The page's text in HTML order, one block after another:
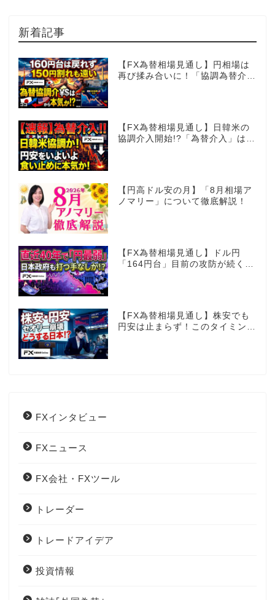
新着記事
【FX為替相場見通し】円相場は
再び揉み合いに！「協調為替介
【FX為替相場見通し】日韓米の
協調介入開始!?「為替介入」はコ
【円高ドル安の月】「8月相場ア
ノマリー」について徹底解説！
【FX為替相場見通し】ドル円
「164円台」目前の攻防が続く！
【FX為替相場見通し】株安でも
円安は止まらず！このタイミング
FXインタビュー
FXニュース
FX会社・FXツール
トレーダー
トレードアイデア
投資情報